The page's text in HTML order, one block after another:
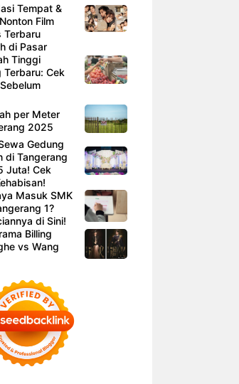
Tempat &
Film
Terbaru
di Pasar
Tinggi
Terbaru: Cek
per Meter
2025
Gedung
di Tangerang
Juta! Cek
Masuk SMK
1?
di Sini!
Billing
vs Wang